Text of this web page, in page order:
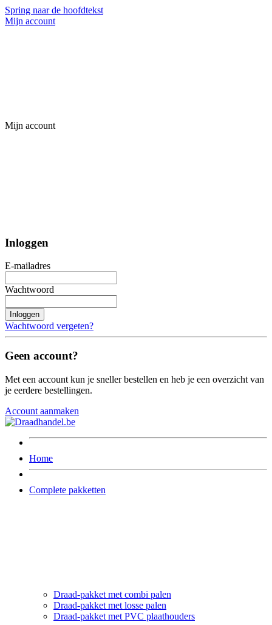
Spring naar de hoofdtekst
Mijn account
Mijn account
Inloggen
E-mailadres
Wachtwoord
Inloggen
Wachtwoord vergeten?
Geen account?
Met een account kun je sneller bestellen en heb je een overzicht van
je eerdere bestellingen.
Account aanmaken
Home
Complete pakketten
Draad-pakket met combi palen
Draad-pakket met losse palen
Draad-pakket met PVC plaathouders